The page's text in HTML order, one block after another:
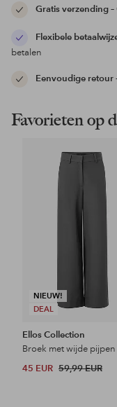
Gratis verzending
Flexibele
betalen
Eenvoudige retour
Favorieten op
NIEUW!
DEAL
Ellos Collection
Broek met wijde pijpen
45 EUR 59,99 EUR